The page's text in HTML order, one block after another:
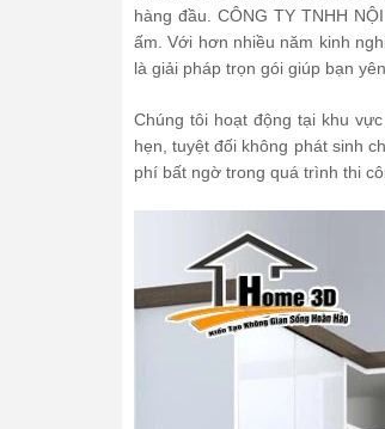
hàng đầu. CÔNG TY TNHH
ấm. Với hơn nhiều năm kinh
là giải pháp trọn gói giúp bạn
Chúng tôi hoạt động tại khu
hẹn, tuyệt đối không phát sinh
phí bất ngờ trong quá trình thi